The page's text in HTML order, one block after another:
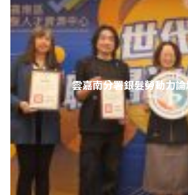
雲嘉南分署銀髮勞動力